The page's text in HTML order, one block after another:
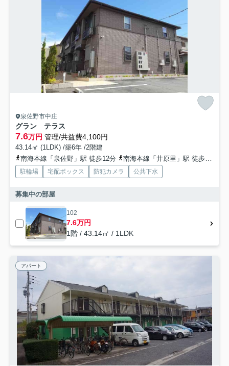
泉佐野市中庄
グラン テラス
7.6万円 管理/共益費4,100円
43.14㎡ (1LDK) /築6年 /2階建
南海本線「泉佐野」駅 徒歩12分
南海本線「井原里」駅 徒歩16分
駐輪場 宅配ボックス 防犯カメラ 公共下水
募集中の部屋
102
7.6万円
1階 / 43.14㎡ / 1LDK
アパート